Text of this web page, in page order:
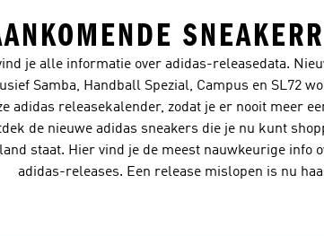
je alle informatie over adidas-releasedata.
Samba, Handball Spezial, Campus en SL72
adidas releasekalender, zodat je er nooit meer
de nieuwe adidas sneakers die je nu kunt
staat. Hier vind je de meest nauwkeurige info
adidas-releases. Een release mislopen is nu